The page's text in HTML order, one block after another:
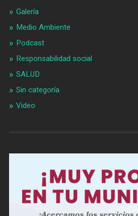
Galería
Medio Ambiente
Podcast
Responsabilidad social
SALUD
Sin categoría
Video